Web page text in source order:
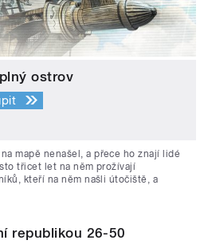
ostrov
mapě nenašel, a přece ho znají lidé
třicet let na něm prožívají
kteří na něm našli útočiště, a
republikou 26-50